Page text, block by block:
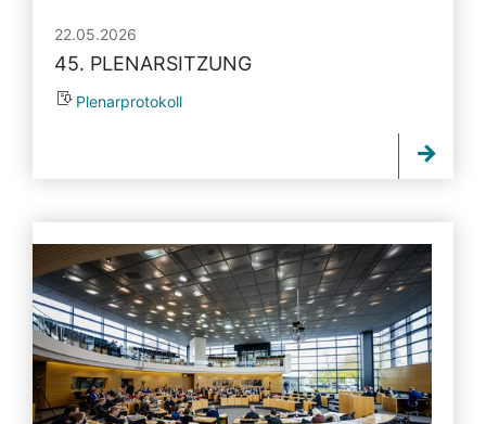
22.05.2026
45. PLENARSITZUNG
Plenarprotokoll